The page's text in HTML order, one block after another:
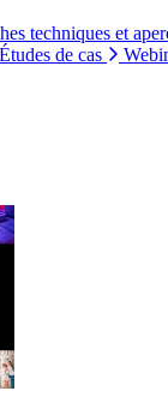
techniques et
Études de cas